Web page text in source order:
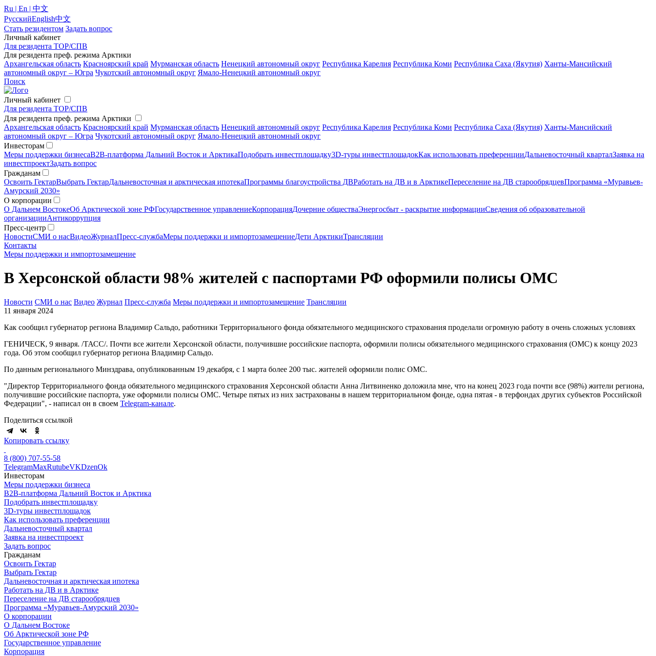
Ru | En | 中文
РусскийEnglish中文
Стать резидентом Задать вопрос
Личный кабинет
Для резидента ТОР/СПВ
Для резидента преф. режима Арктики
Архангельская область Красноярский край Мурманская область Ненецкий автономный округ Республика Карелия Республика Коми Республика Саха (Якутия) Ханты-Мансийский
автономный округ – Югра Чукотский автономный округ Ямало-Ненецкий автономный округ
Поиск
Личный кабинет
Для резидента ТОР/СПВ
Для резидента преф. режима Арктики
Архангельская область Красноярский край Мурманская область Ненецкий автономный округ Республика Карелия Республика Коми Республика Саха (Якутия) Ханты-Мансийский
автономный округ – Югра Чукотский автономный округ Ямало-Ненецкий автономный округ
Инвесторам
Меры поддержки бизнесаB2B-платформа Дальний Восток и АрктикаПодобрать инвестплощадку3D-туры инвестплощадокКак использовать преференцииДальневосточный кварталЗаявка на
инвестпроектЗадать вопрос
Гражданам
Освоить ГектарВыбрать ГектарДальневосточная и арктическая ипотекаПрограммы благоустройства ДВРаботать на ДВ и в АрктикеПереселение на ДВ старообрядцевПрограмма «Муравьев-
Амурский 2030»
О корпорации
О Дальнем ВостокеОб Арктической зоне РФГосударственное управлениеКорпорацияДочерние обществаЭнергосбыт - раскрытие информацииСведения об образовательной
организацииАнтикоррупция
Пресс-центр
НовостиСМИ о насВидеоЖурналПресс-службаМеры поддержки и импортозамещениеДети АрктикиТрансляции
Контакты
Меры поддержки и импортозамещение
В Херсонской области 98% жителей с паспортами РФ оформили полисы ОМС
Новости СМИ о нас Видео Журнал Пресс-служба Меры поддержки и импортозамещение Трансляции
11 января 2024
Как сообщил губернатор региона Владимир Сальдо, работники Территориального фонда обязательного медицинского страхования проделали огромную работу в очень сложных условиях
ГЕНИЧЕСК, 9 января. /ТАСС/. Почти все жители Херсонской области, получившие российские паспорта, оформили полисы обязательного медицинского страхования (ОМС) к концу 2023
года. Об этом сообщил губернатор региона Владимир Сальдо.
По данным регионального Минздрава, опубликованным 19 декабря, с 1 марта более 200 тыс. жителей оформили полис ОМС.
"Директор Территориального фонда обязательного медицинского страхования Херсонской области Анна Литвиненко доложила мне, что на конец 2023 года почти все (98%) жители региона,
получившие российские паспорта, уже оформили полисы ОМС. Четыре пятых из них застрахованы в нашем территориальном фонде, одна пятая - в терфондах других субъектов Российской
Федерации", - написал он в своем Telegram-канале.
Поделиться ссылкой
Копировать ссылку
8 (800) 707-55-58
TelegramMaxRutubeVKDzenOk
Инвесторам
Меры поддержки бизнеса
B2B-платформа Дальний Восток и Арктика
Подобрать инвестплощадку
3D-туры инвестплощадок
Как использовать преференции
Дальневосточный квартал
Заявка на инвестпроект
Задать вопрос
Гражданам
Освоить Гектар
Выбрать Гектар
Дальневосточная и арктическая ипотека
Работать на ДВ и в Арктике
Переселение на ДВ старообрядцев
Программа «Муравьев-Амурский 2030»
О корпорации
О Дальнем Востоке
Об Арктической зоне РФ
Государственное управление
Корпорация